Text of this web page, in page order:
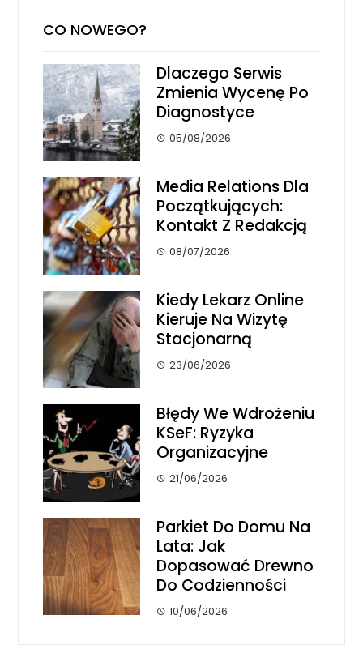
CO NOWEGO?
Dlaczego Serwis
Zmienia Wycenę Po
Diagnostyce
05/08/2026
Media Relations Dla
Początkujących:
Kontakt Z Redakcją
08/07/2026
Kiedy Lekarz Online
Kieruje Na Wizytę
Stacjonarną
23/06/2026
Błędy We Wdrożeniu
KSeF: Ryzyka
Organizacyjne
21/06/2026
Parkiet Do Domu Na
Lata: Jak
Dopasować Drewno
Do Codzienności
10/06/2026